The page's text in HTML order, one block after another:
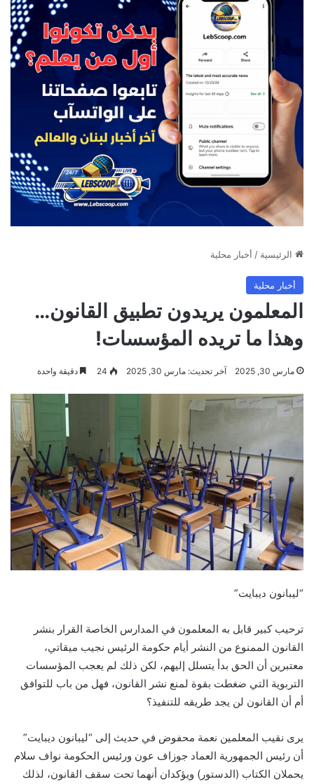
الرئيسية / أخبار محلية
أخبار محلية
المعلمون يريدون تطبيق القانون…
وهذا ما تريده المؤسسات!
مارس 30, 2025 آخر تحديث: مارس 30, 2025 24 دقيقة واحدة
“ليبانون ديبايت”
ترحيب كبير قابل به المعلمون في المدارس الخاصة القرار بنشر
القانون الممنوع من النشر أيام حكومة الرئيس نجيب ميقاتي،
معتبرين أن الحق بدأ يتسلل إليهم، لكن ذلك لم يعجب المؤسسات
التربوية التي ضغطت بقوة لمنع نشر القانون، فهل من باب للتوافق
أم أن القانون لن يجد طريقه للتنفيذ؟
يرى نقيب المعلمين نعمة محفوض في حديث إلى “ليبانون ديبايت”
أن رئيس الجمهورية العماد جوزاف عون ورئيس الحكومة نواف سلام
يحملان الكتاب (الدستور) ويؤكدان أنهما تحت سقف القانون، لذلك